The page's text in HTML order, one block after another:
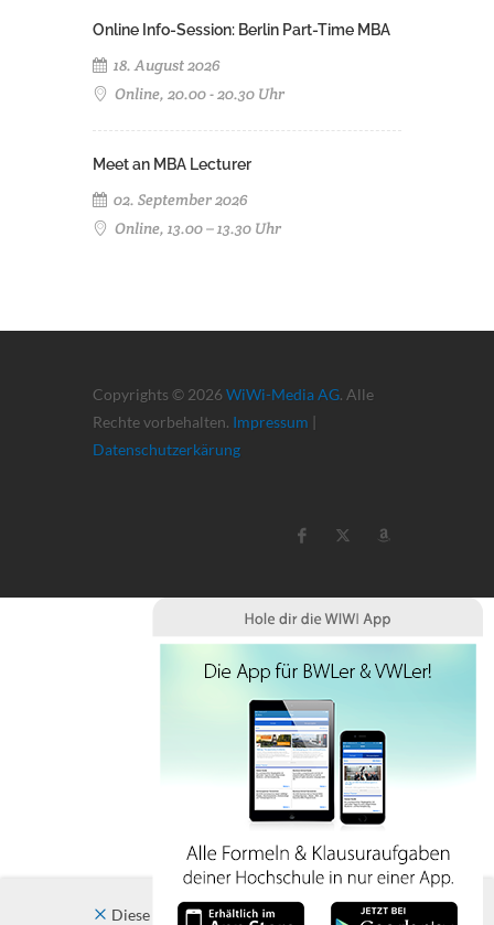
Online Info-Session: Berlin Part-Time MBA
18. August 2026
Online, 20.00 - 20.30 Uhr
Meet an MBA Lecturer
02. September 2026
Online, 13.00 – 13.30 Uhr
Copyrights © 2026 WiWi-Media AG. Alle
Rechte vorbehalten. Impressum |
Datenschutzerkärung
Diese Website verwendet Cookies. Indem